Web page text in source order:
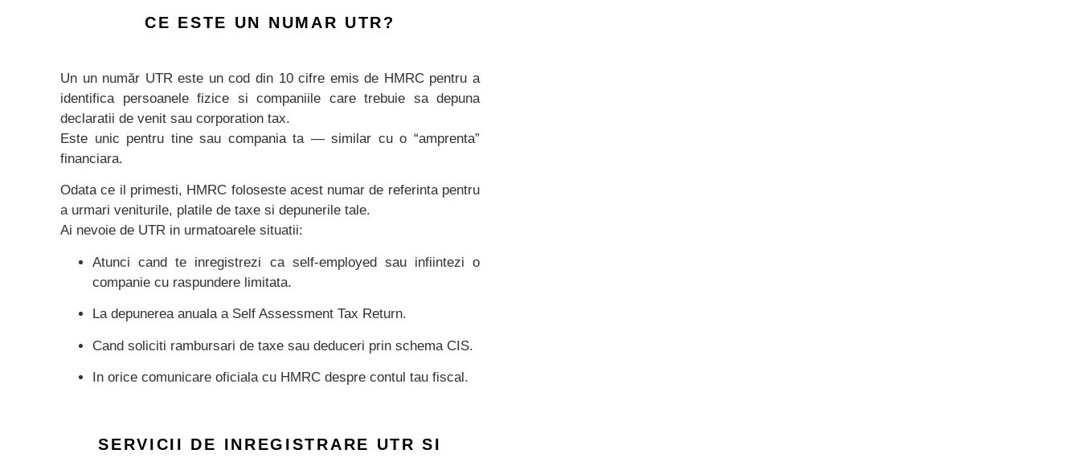
CE ESTE UN NUMAR UTR?
Un un număr UTR este un cod din 10 cifre emis de HMRC pentru a
identifica persoanele fizice si companiile care trebuie sa depuna
declaratii de venit sau corporation tax.
Este unic pentru tine sau compania ta — similar cu o “amprenta”
financiara.
Odata ce il primesti, HMRC foloseste acest numar de referinta pentru
a urmari veniturile, platile de taxe si depunerile tale.
Ai nevoie de UTR in urmatoarele situatii:
Atunci cand te inregistrezi ca self-employed sau infiintezi o
companie cu raspundere limitata.
La depunerea anuala a Self Assessment Tax Return.
Cand soliciti rambursari de taxe sau deduceri prin schema CIS.
In orice comunicare oficiala cu HMRC despre contul tau fiscal.
SERVICII DE INREGISTRARE UTR SI